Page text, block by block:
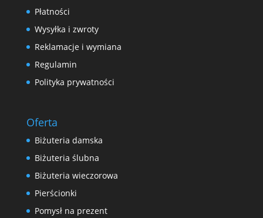
Płatności
Wysyłka i zwroty
Reklamacje i wymiana
Regulamin
Polityka prywatności
Oferta
Biżuteria damska
Biżuteria ślubna
Biżuteria wieczorowa
Pierścionki
Pomysł na prezent